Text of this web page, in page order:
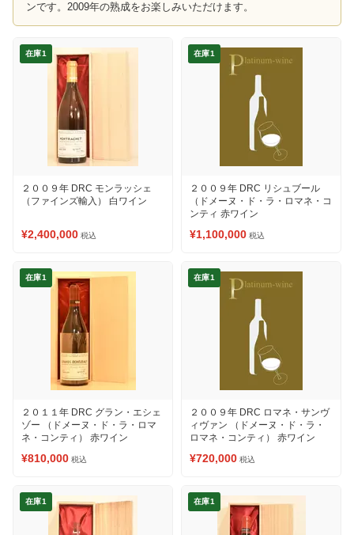
ンです。2009年の熟成をお楽しみいただけます。
在庫1
２００９年 DRC モンラッシェ
（ファインズ輸入） 白ワイン
¥2,400,000 税込
在庫1
２００９年 DRC リシュブール
（ドメーヌ・ド・ラ・ロマネ・コ
ンティ 赤ワイン
¥1,100,000 税込
在庫1
２０１１年 DRC グラン・エシェ
ゾー （ドメーヌ・ド・ラ・ロマ
ネ・コンティ） 赤ワイン
¥810,000 税込
在庫1
２００９年 DRC ロマネ・サンヴ
ィヴァン （ドメーヌ・ド・ラ・
ロマネ・コンティ） 赤ワイン
¥720,000 税込
在庫1 在庫1